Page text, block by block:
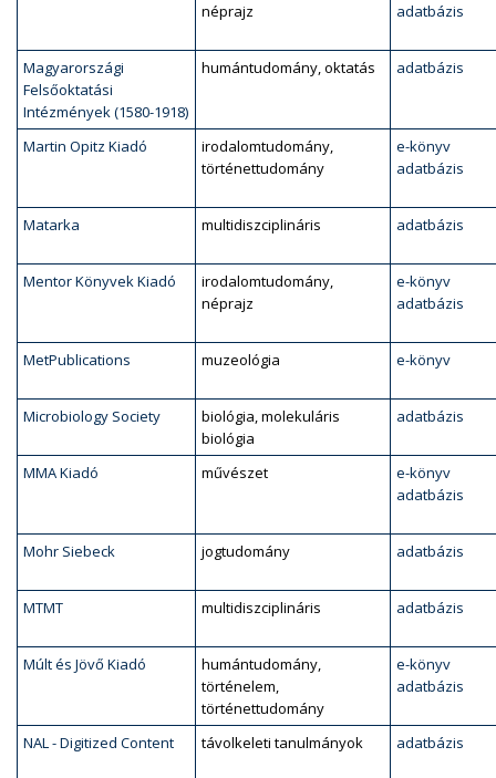
néprajz
adatbázis
Magyarországi
Felsőoktatási
Intézmények (1580-1918)
humántudomány, oktatás adatbázis
Martin Opitz Kiadó
irodalomtudomány,
történettudomány
e-könyv
adatbázis
Matarka multidiszciplináris adatbázis
Mentor Könyvek Kiadó
irodalomtudomány,
néprajz
e-könyv
adatbázis
MetPublications muzeológia e-könyv
Microbiology Society
biológia, molekuláris
biológia
adatbázis
MMA Kiadó művészet
e-könyv
adatbázis
Mohr Siebeck jogtudomány adatbázis
MTMT multidiszciplináris adatbázis
Múlt és Jövő Kiadó
humántudomány,
történelem,
történettudomány
e-könyv
adatbázis
NAL - Digitized Content távolkeleti tanulmányok adatbázis